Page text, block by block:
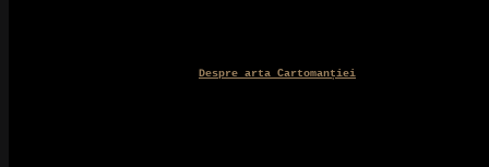
Despre arta Cartomanției